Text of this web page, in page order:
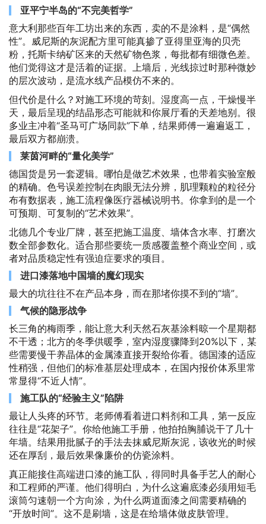
亚平宁半岛的“不完美哲学”
意大利那些百年工坊出来的东西，卖的不是涂料，是“偶然
性”。威尼斯的灰泥配方里可能真掺了亚得里亚海的贝壳
粉，托斯卡纳矿区来的天然矿物色浆，每批都有细微色差。
他们觉得这才是活着的证据。上墙后，光线掠过时那种微妙
的层次波动，是流水线产品模仿不来的。
但代价是什么？对施工环境的苛刻。湿度高一点，干燥慢半
天，最后呈现的结晶形态可能就和你展厅看的天差地别。很
多业主冲着“圣马可广场同款”下单，结果师傅一遍遍返工，
最后双方都崩溃。
莱茵河畔的“量化美学”
德国货是另一套逻辑。哪怕是做艺术效果，也带着实验室般
的精确。色号误差控制在肉眼无法分辨，肌理颗粒的粒径分
布有数据表，施工流程像医疗器械说明书。你拿到的是一个
可预期、可复制的“艺术效果”。
北德几个专业厂牌，甚至把施工温度、墙体含水率、打磨次
数全部参数化。适合那些要统一质感覆盖整个商业空间，或
者对品质稳定性有强迫症要求的项目。
进口漆落地中国墙的魔幻现实
最大的坑往往不在产品本身，而在那堵你摸不到的“墙”。
气候的隐形战争
长三角的梅雨季，能让意大利天然石灰基涂料晾一个星期都
不干透；北方的冬季供暖季，室内湿度骤降到20%以下，某
些需要慢干养晶体的金属漆直接开裂给你看。德国漆的适应
性稍强，但他们的标准基层处理成本，在国内报价体系里常
常显得“不近人情”。
施工队的“经验主义”陷阱
最让人头疼的环节。老师傅看着进口料剂和工具，第一反应
往往是“花架子”。你给他施工手册，他拍拍胸脯说干了几十
年墙。结果用批腻子的手法去抹威尼斯灰泥，该收光的时候
还在厚刮，最后效果像廉价的仿瓷涂料。
真正能接住高端进口漆的施工队，得同时具备手艺人的耐心
和工程师的严谨。他们得明白，为什么这遍底漆必须用短毛
滚筒匀速朝一个方向涂，为什么两道面漆之间需要精确的
“开放时间”。这不是刷墙，这是在给墙体做皮肤管理。